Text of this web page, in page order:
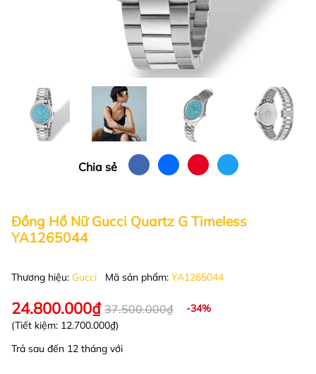
Chia sẻ
Đồng Hồ Nữ Gucci Quartz G Timeless
YA1265044
Thương hiệu: Gucci Mã sản phẩm: YA1265044
24.800.000₫ 37.500.000₫
-34%
(Tiết kiệm: 12.700.000₫)
Trả sau đến 12 tháng với